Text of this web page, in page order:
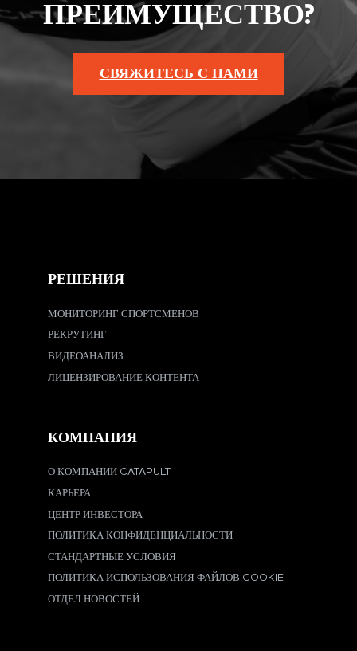
ПРЕИМУЩЕСТВО?
СВЯЖИТЕСЬ С НАМИ
РЕШЕНИЯ
МОНИТОРИНГ СПОРТСМЕНОВ
РЕКРУТИНГ
ВИДЕОАНАЛИЗ
ЛИЦЕНЗИРОВАНИЕ КОНТЕНТА
КОМПАНИЯ
О КОМПАНИИ CATAPULT
КАРЬЕРА
ЦЕНТР ИНВЕСТОРА
ПОЛИТИКА КОНФИДЕНЦИАЛЬНОСТИ
СТАНДАРТНЫЕ УСЛОВИЯ
ПОЛИТИКА ИСПОЛЬЗОВАНИЯ ФАЙЛОВ COOKIE
ОТДЕЛ НОВОСТЕЙ